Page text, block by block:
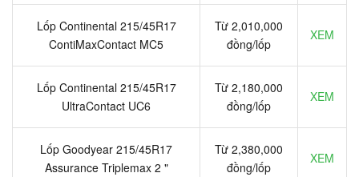
Lốp Continental 215/45R17
ContiMaxContact MC5
Từ 2,010,000
đồng/lốp
XEM
Lốp Continental 215/45R17
UltraContact UC6
Từ 2,180,000
đồng/lốp
XEM
Lốp Goodyear 215/45R17
Assurance Triplemax 2 "
Từ 2,380,000
đồng/lốp
XEM